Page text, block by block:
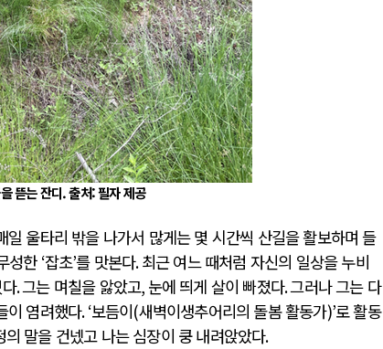
뜯는 잔디. 출처: 필자 제공
일 울타리 밖을 나가서 많게는 몇 시간씩 산길을 활보하며 들
성한 ‘잡초’를 맛본다.최근 여느 때처럼 자신의 일상을 누비
.그는 며칠을 앓았고, 눈에 띄게 살이 빠졌다.그러나 그는 다
이 염려했다. ‘보듬이(새벽이생추어리의 돌봄 활동가)’로 활동
말을 건넸고 나는 심장이 쿵 내려앉았다.